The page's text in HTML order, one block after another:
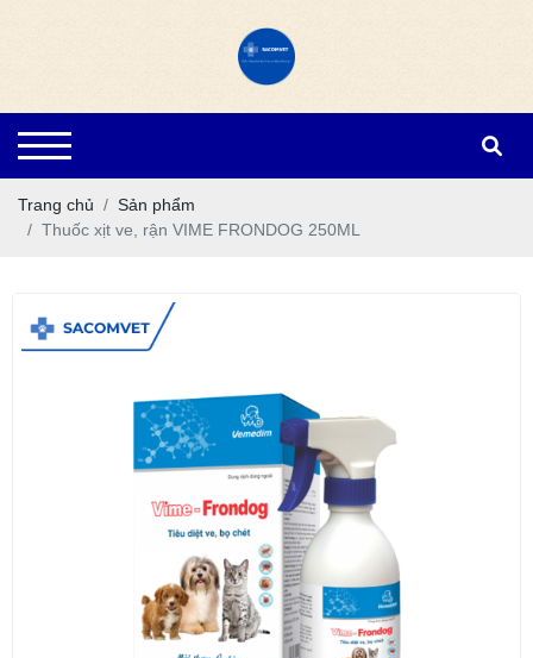
Trang chủ
Sản phẩm
Thuốc xịt ve, rận VIME FRONDOG 250ML